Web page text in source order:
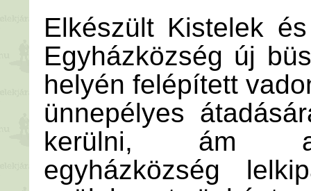
Elkészült Kistelek
Egyházközség új
helyén felépített
ünnepélyes
kerülni, ám a
egyházközség